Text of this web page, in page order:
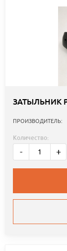
ЗАТЫЛЬНИК
ПРОИЗВОДИТЕЛЬ:
Количество:
- +